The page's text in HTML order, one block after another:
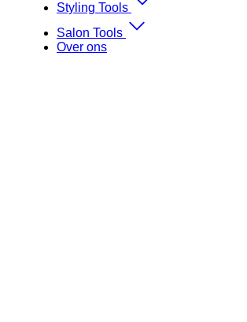
Styling Tools
Salon Tools
Over ons